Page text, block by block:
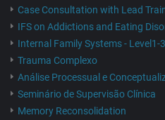
Case Consultation with Lead
IFS on Addictions and Eating
Internal Family Systems - Level1-
Trauma Complexo
Análise Processual e
Seminário de Supervisão Clínica
Memory Reconsolidation